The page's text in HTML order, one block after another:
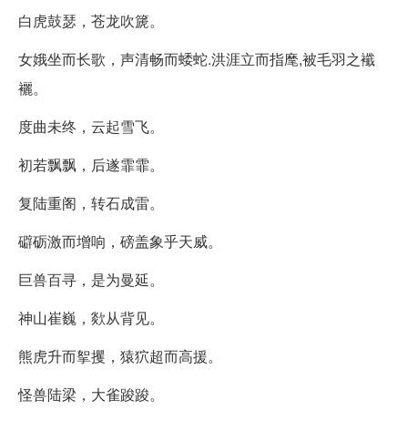
白虎鼓瑟，苍龙吹篪。
女娥坐而长歌，声清畅而蜲蛇.洪涯立而指麾,被毛羽之襳
襹。
度曲未终，云起雪飞。
初若飘飘，后遂霏霏。
复陆重阁，转石成雷。
礔砺激而增响，磅盖象乎天威。
巨兽百寻，是为曼延。
神山崔巍，欻从背见。
熊虎升而挐攫，猿狖超而高援。
怪兽陆梁，大雀踆踆。